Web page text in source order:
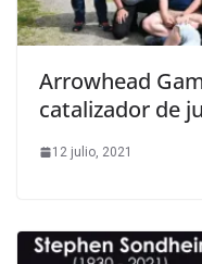
Arrowhead
catalizador de
12 julio, 2021